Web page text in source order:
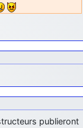
publieront